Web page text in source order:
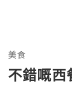
美食
不錯嘅西